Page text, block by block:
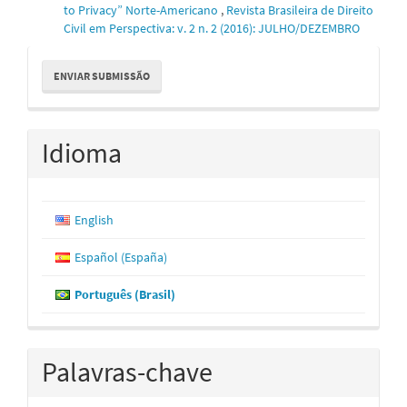
to Privacy” Norte-Americano , Revista Brasileira de Direito
Civil em Perspectiva: v. 2 n. 2 (2016): JULHO/DEZEMBRO
Enviar
Submissão
ENVIAR SUBMISSÃO
Idioma
English
Español (España)
Português (Brasil)
Palavras-chave